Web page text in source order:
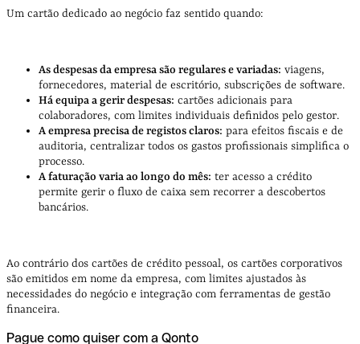
Um cartão dedicado ao negócio faz sentido quando:
As despesas da empresa são regulares e variadas: viagens,
fornecedores, material de escritório, subscrições de software.
Há equipa a gerir despesas: cartões adicionais para
colaboradores, com limites individuais definidos pelo gestor.
A empresa precisa de registos claros: para efeitos fiscais e de
auditoria, centralizar todos os gastos profissionais simplifica o
processo.
A faturação varia ao longo do mês: ter acesso a crédito
permite gerir o fluxo de caixa sem recorrer a descobertos
bancários.
Ao contrário dos cartões de crédito pessoal, os cartões corporativos
são emitidos em nome da empresa, com limites ajustados às
necessidades do negócio e integração com ferramentas de gestão
financeira.
Pague como quiser com a Qonto